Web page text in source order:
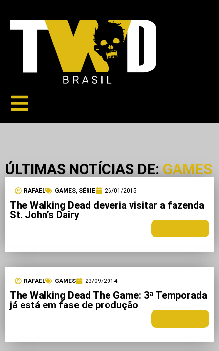
ÚLTIMAS NOTÍCIAS DE: GAMES
RAFAEL GAMES, SÉRIE 26/01/2015
The Walking Dead deveria visitar a fazenda
St. John’s Dairy
RAFAEL GAMES 23/09/2014
The Walking Dead The Game: 3ª Temporada
já está em fase de produção